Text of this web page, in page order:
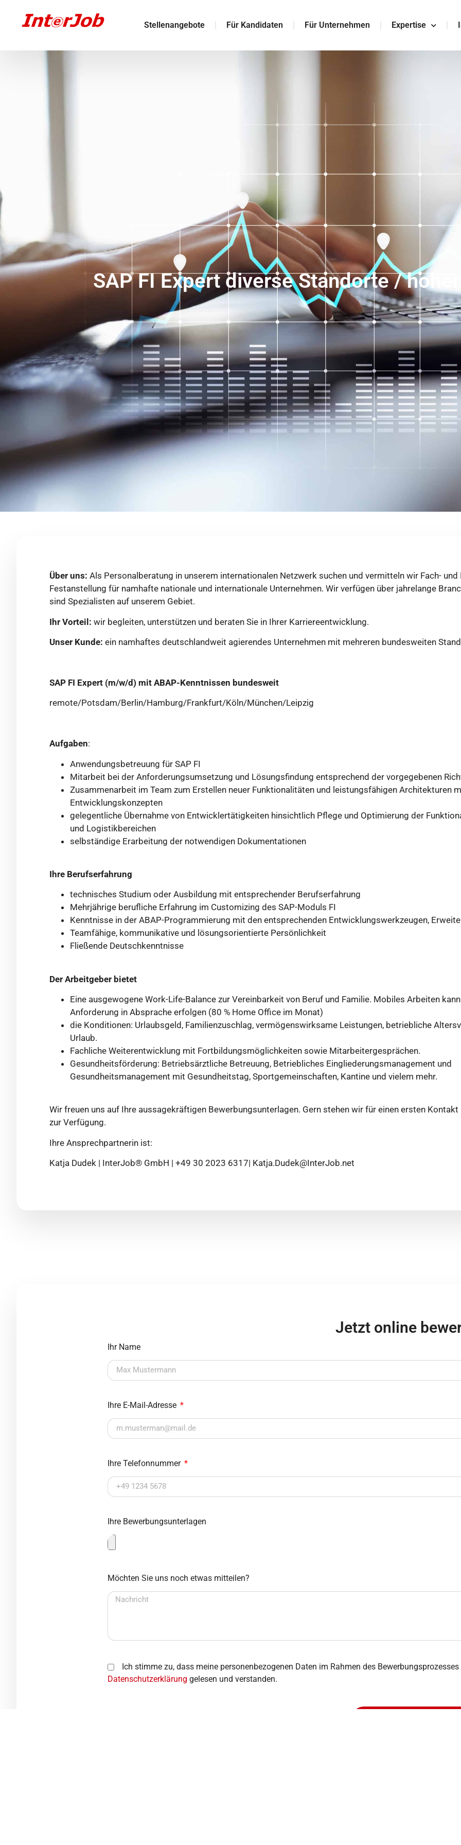
Stellenangebote Für Kandidaten Für Unternehmen Expertise
SAP FI Expert diverse Standorte /
Über uns: Als Personalberatung in unserem internationalen Netzwerk suchen und vermitteln wir Fach-
Festanstellung für namhafte nationale und internationale Unternehmen. Wir verfügen über jahrelange
sind Spezialisten auf unserem Gebiet.
Ihr Vorteil: wir begleiten, unterstützen und beraten Sie in Ihrer Karriereentwicklung.
Unser Kunde: ein namhaftes deutschlandweit agierendes Unternehmen mit mehreren bundesweiten
SAP FI Expert (m/w/d) mit ABAP-Kenntnissen bundesweit
remote/Potsdam/Berlin/Hamburg/Frankfurt/Köln/München/Leipzig
Aufgaben:
Anwendungsbetreuung für SAP FI
Mitarbeit bei der Anforderungsumsetzung und Lösungsfindung entsprechend der vorgegebenen
Zusammenarbeit im Team zum Erstellen neuer Funktionalitäten und leistungsfähigen Architekturen
Entwicklungskonzepten
gelegentliche Übernahme von Entwicklertätigkeiten hinsichtlich Pflege und Optimierung der
und Logistikbereichen
selbständige Erarbeitung der notwendigen Dokumentationen
Ihre Berufserfahrung
technisches Studium oder Ausbildung mit entsprechender Berufserfahrung
Mehrjährige berufliche Erfahrung im Customizing des SAP-Moduls FI
Kenntnisse in der ABAP-Programmierung mit den entsprechenden Entwicklungswerkzeugen,
Teamfähige, kommunikative und lösungsorientierte Persönlichkeit
Fließende Deutschkenntnisse
Der Arbeitgeber bietet
Eine ausgewogene Work-Life-Balance zur Vereinbarkeit von Beruf und Familie. Mobiles Arbeiten
Anforderung in Absprache erfolgen (80 % Home Office im Monat)
die Konditionen: Urlaubsgeld, Familienzuschlag, vermögenswirksame Leistungen, betriebliche
Urlaub.
Fachliche Weiterentwicklung mit Fortbildungsmöglichkeiten sowie Mitarbeitergesprächen.
Gesundheitsförderung: Betriebsärztliche Betreuung, Betriebliches Eingliederungsmanagement und
Gesundheitsmanagement mit Gesundheitstag, Sportgemeinschaften, Kantine und vielem mehr.
Wir freuen uns auf Ihre aussagekräftigen Bewerbungsunterlagen. Gern stehen wir für einen ersten
zur Verfügung.
Ihre Ansprechpartnerin ist:
Katja Dudek | InterJob® GmbH | +49 30 2023 6317| Katja.Dudek@InterJob.net
Jetzt online
Ihr Name
Ihre E-Mail-Adresse
Ihre Telefonnummer
Ihre Bewerbungsunterlagen
Möchten Sie uns noch etwas mitteilen?
Ich stimme zu, dass meine personenbezogenen Daten im Rahmen des
Datenschutzerklärung gelesen und verstanden.